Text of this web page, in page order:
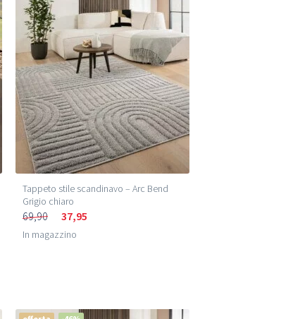
Tappeto stile scandinavo – Arc Bend
Grigio chiaro
69,90 37,95
In magazzino